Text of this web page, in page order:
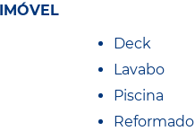
Deck
Lavabo
Piscina
Reformado